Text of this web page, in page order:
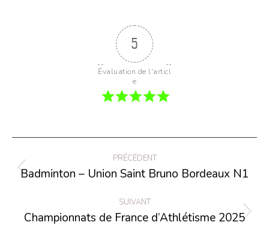
5
Évaluation de l'articl
e
de
commentaire
PRÉCÉDENT
Onglet
Badminton – Union Saint Bruno Bordeaux N1
SUIVANT
Projets
Championnats de France d’Athlétisme 2025